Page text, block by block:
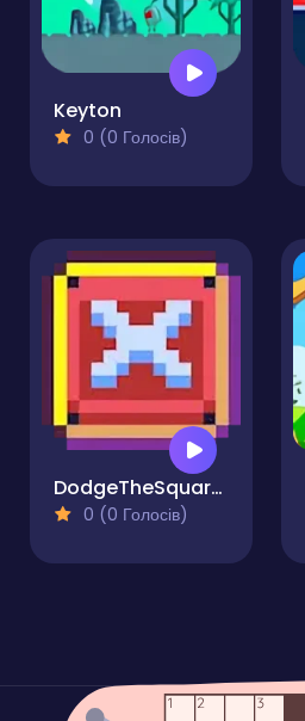
Keyton
0 (0 Голосів)
DodgeTheSquares
0 (0 Голосів)